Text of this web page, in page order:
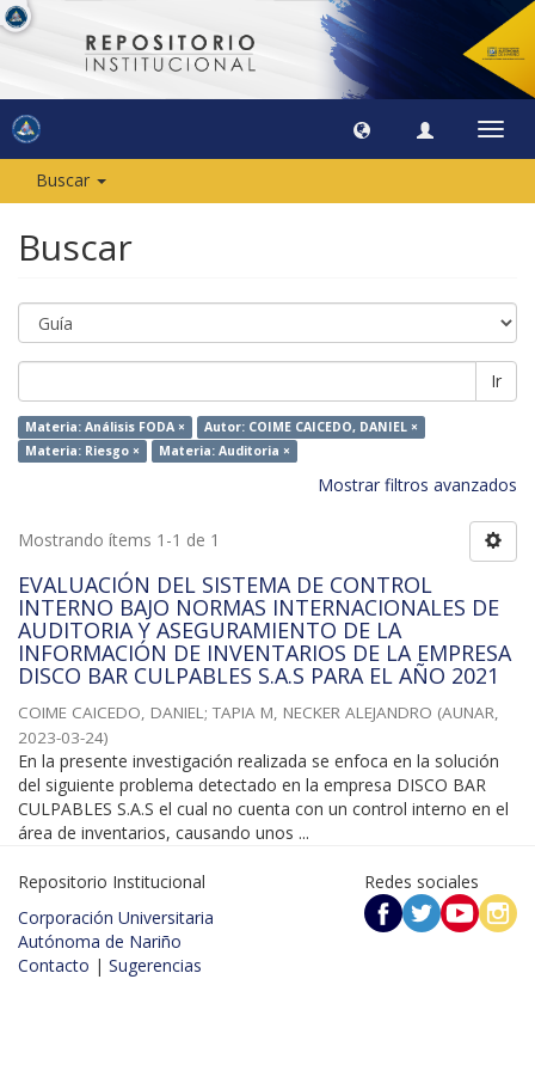
Buscar
Buscar
Ir
Materia: Análisis FODA ×
Autor: COIME CAICEDO, DANIEL ×
Materia: Riesgo ×
Materia: Auditoria ×
Mostrar filtros avanzados
Mostrando ítems 1-1 de 1
EVALUACIÓN DEL SISTEMA DE CONTROL
INTERNO BAJO NORMAS INTERNACIONALES DE
AUDITORIA Y ASEGURAMIENTO DE LA
INFORMACIÓN DE INVENTARIOS DE LA EMPRESA
DISCO BAR CULPABLES S.A.S PARA EL AÑO 2021
COIME CAICEDO, DANIEL; TAPIA M, NECKER ALEJANDRO (AUNAR,
2023-03-24)
En la presente investigación realizada se enfoca en la solución
del siguiente problema detectado en la empresa DISCO BAR
CULPABLES S.A.S el cual no cuenta con un control interno en el
área de inventarios, causando unos ...
Repositorio Institucional
Corporación Universitaria
Autónoma de Nariño
Contacto | Sugerencias
Redes sociales